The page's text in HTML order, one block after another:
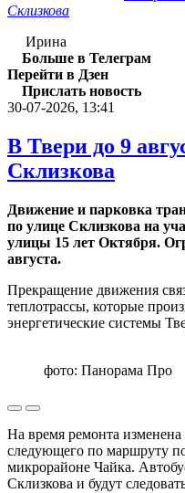
Склизкова
Ирина
Больше в Телеграм
Перейти в Дзен
Прислать новость
30-07-2026, 13:41
В Твери до 9
Склизкова
Движение и парковка
по улице Склизкова на
улицы 15 лет Октября.
августа.
Прекращение движения
теплотрассы, которые
энергетические системы
фото: Панорама Про
На время ремонта
следующего по маршруту
микрорайоне Чайка.
Склизкова и будут